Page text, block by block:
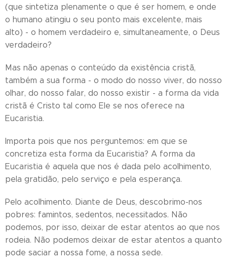
(que sintetiza plenamente o que é ser homem, e onde
o humano atingiu o seu ponto mais excelente, mais
alto) - o homem verdadeiro e, simultaneamente, o Deus
verdadeiro?
Mas não apenas o conteúdo da existência cristã,
também a sua forma - o modo do nosso viver, do nosso
olhar, do nosso falar, do nosso existir - a forma da vida
cristã é Cristo tal como Ele se nos oferece na
Eucaristia.
Importa pois que nos perguntemos: em que se
concretiza esta forma da Eucaristia? A forma da
Eucaristia é aquela que nos é dada pelo acolhimento,
pela gratidão, pelo serviço e pela esperança.
Pelo acolhimento. Diante de Deus, descobrimo-nos
pobres: famintos, sedentos, necessitados. Não
podemos, por isso, deixar de estar atentos ao que nos
rodeia. Não podemos deixar de estar atentos a quanto
pode saciar a nossa fome, a nossa sede.